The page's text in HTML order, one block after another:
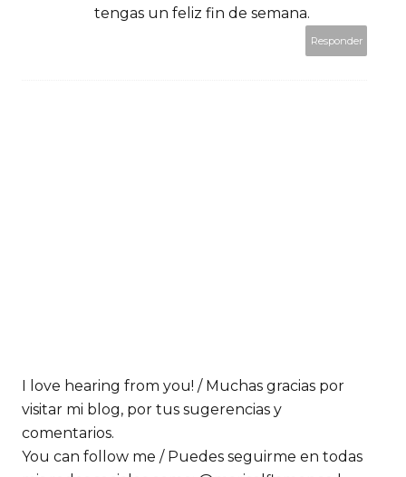
tengas un feliz fin de semana.
Responder
I love hearing from you! / Muchas gracias por
visitar mi blog, por tus sugerencias y
comentarios.
You can follow me / Puedes seguirme en todas